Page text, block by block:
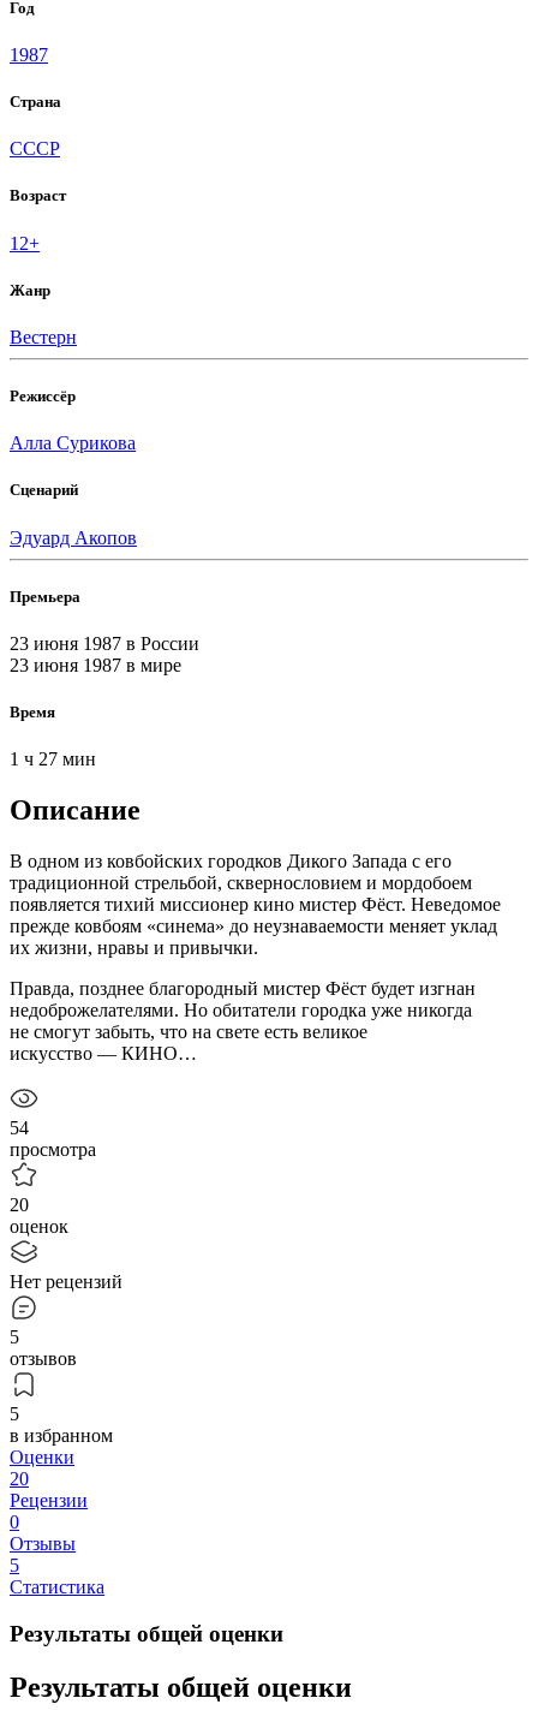
Год
1987
Страна
СССР
Возраст
12+
Жанр
Вестерн
Режиссёр
Алла Сурикова
Сценарий
Эдуард Акопов
Премьера
23 июня 1987 в России
23 июня 1987 в мире
Время
1 ч 27 мин
Описание
В одном из ковбойских городков Дикого Запада с его
традиционной стрельбой, сквернословием и мордобоем
появляется тихий миссионер кино мистер Фёст. Неведомое
прежде ковбоям «синема» до неузнаваемости меняет уклад
их жизни, нравы и привычки.
Правда, позднее благородный мистер Фёст будет изгнан
недоброжелателями. Но обитатели городка уже никогда
не смогут забыть, что на свете есть великое
искусство — КИНО…
54
просмотра
20
оценок
Нет рецензий
5
отзывов
5
в избранном
Оценки
20
Рецензии
0
Отзывы
5
Статистика
Результаты общей оценки
Результаты общей оценки